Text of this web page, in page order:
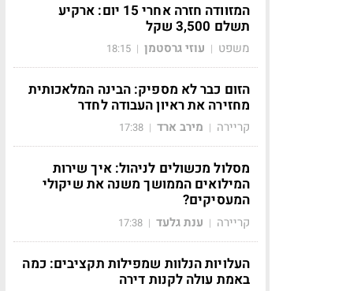
המזוודה חזרה אחרי 15 יום: ארקיע
תשלם 3,500 שקל
משפט | עוזי גרסטמן |
18:15
הזום כבר לא מספיק: הבינה המלאכותית
מחזירה את ראיון העבודה לחדר
קריירה | מירב ארד |
17:38
מסלול מכשולים לניהול: איך שירות
המילואים הממושך משנה את שיקולי
המעסיקים?
קריירה | ענת גלעד |
17:38
העלויות הנלוות שמפילות תקציבים: כמה
באמת עולה לקנות דירה